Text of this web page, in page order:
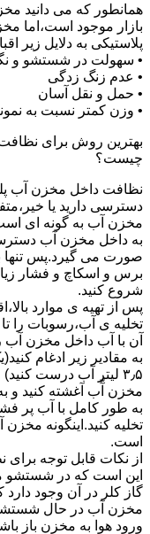
همانطور که می دانید
بازار موجود است،اما
پلاستیکی به دلایل زیر
• سهولت در شستشو و
• عدم زنگ زدگی
• حمل و نقل آسان
• وزن کمتر نسبت به
بهترین روش برای نظافت
چیست؟
نظافت داخل مخزن آب
دسترسی دارید یا
مخزن آب به گونه ای
به داخل مخزن آب
صورت می گیرد.پس تنها
برس و اسکاچ و فشار
شروع کنید.
پس از تهیه ی موارد
تخلیه ی آب،رسوبات را
آن با آب داخل مخزن آب
به مقادیر زیر ادغام
۳٫۵ لیتر آب درست
به طور کامل با آب پر
تخلیه کنید.اینگونه
است.
از نکات قابل توجه
این است که در شستشو
گاز کلر در آن وجود
مخزن آب در حال شستشو
ورود هوا به مخزن باز